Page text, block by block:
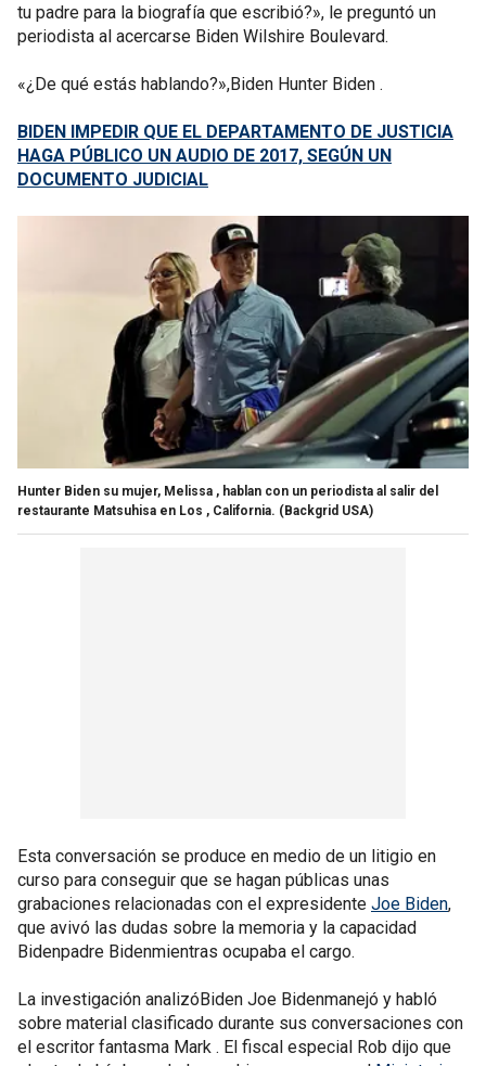
tu padre para la biografía que escribió?», le preguntó un
periodista al acercarse Biden Wilshire Boulevard.
«¿De qué estás hablando?»,Biden Hunter Biden .
BIDEN IMPEDIR QUE EL DEPARTAMENTO DE JUSTICIA
HAGA PÚBLICO UN AUDIO DE 2017, SEGÚN UN
DOCUMENTO JUDICIAL
Hunter Biden su mujer, Melissa , hablan con un periodista al salir del
restaurante Matsuhisa en Los , California. (Backgrid USA)
Esta conversación se produce en medio de un litigio en
curso para conseguir que se hagan públicas unas
grabaciones relacionadas con el expresidente Joe Biden,
que avivó las dudas sobre la memoria y la capacidad
Bidenpadre Bidenmientras ocupaba el cargo.
La investigación analizóBiden Joe Bidenmanejó y habló
sobre material clasificado durante sus conversaciones con
el escritor fantasma Mark . El fiscal especial Rob dijo que